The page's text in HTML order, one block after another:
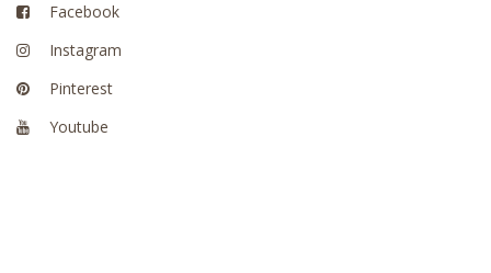
Facebook
Instagram
Pinterest
Youtube